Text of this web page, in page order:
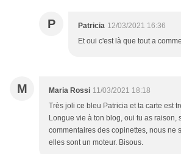
P Patricia 12/03/2021 16:36
Et oui c'est là que tout a
M Maria Rossi 11/03/2021 18:18
Très joli ce bleu Patricia et ta carte est
Longue vie à ton blog, oui tu as raison,
commentaires des copinettes, nous ne
elles sont un moteur. Bisous.